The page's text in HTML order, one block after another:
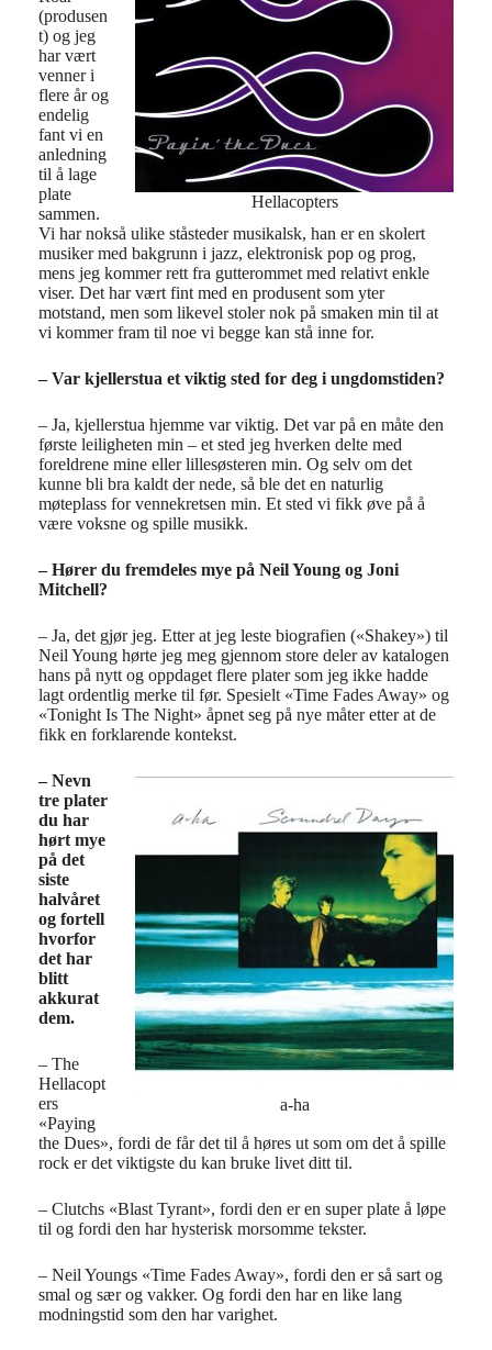
Hellacopters
(produsen
t) og jeg
har vært
venner i
flere år og
endelig
fant vi en
anledning
til å lage
plate
sammen.
Vi har nokså ulike ståsteder musikalsk, han er en skolert
musiker med bakgrunn i jazz, elektronisk pop og prog,
mens jeg kommer rett fra gutterommet med relativt enkle
viser. Det har vært fint med en produsent som yter
motstand, men som likevel stoler nok på smaken min til at
vi kommer fram til noe vi begge kan stå inne for.
– Var kjellerstua et viktig sted for deg i ungdomstiden?
– Ja, kjellerstua hjemme var viktig. Det var på en måte den
første leiligheten min – et sted jeg hverken delte med
foreldrene mine eller lillesøsteren min. Og selv om det
kunne bli bra kaldt der nede, så ble det en naturlig
møteplass for vennekretsen min. Et sted vi fikk øve på å
være voksne og spille musikk.
– Hører du fremdeles mye på Neil Young og Joni
Mitchell?
– Ja, det gjør jeg. Etter at jeg leste biografien («Shakey») til
Neil Young hørte jeg meg gjennom store deler av katalogen
hans på nytt og oppdaget flere plater som jeg ikke hadde
lagt ordentlig merke til før. Spesielt «Time Fades Away» og
«Tonight Is The Night» åpnet seg på nye måter etter at de
fikk en forklarende kontekst.
a-ha
– Nevn
tre plater
du har
hørt mye
på det
siste
halvåret
og fortell
hvorfor
det har
blitt
akkurat
dem.
– The
Hellacopt
ers
«Paying
the Dues», fordi de får det til å høres ut som om det å spille
rock er det viktigste du kan bruke livet ditt til.
– Clutchs «Blast Tyrant», fordi den er en super plate å løpe
til og fordi den har hysterisk morsomme tekster.
– Neil Youngs «Time Fades Away», fordi den er så sart og
smal og sær og vakker. Og fordi den har en like lang
modningstid som den har varighet.